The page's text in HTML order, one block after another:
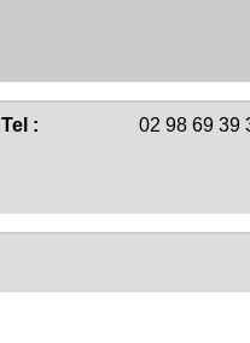
Tel : 02 98 69 39